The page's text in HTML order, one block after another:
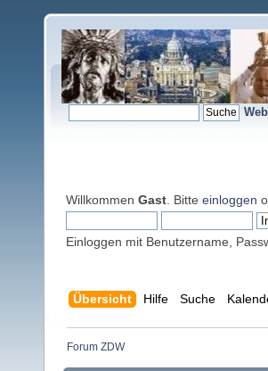
Willkommen Gast . Bitte einloggen
Einloggen mit Benutzername,
Übersicht Hilfe Suche
Forum ZDW